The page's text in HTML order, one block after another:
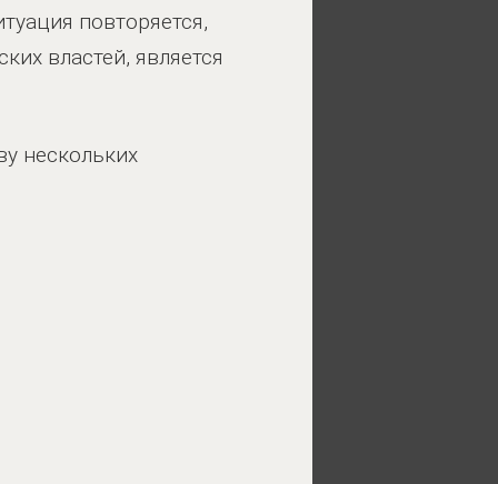
повторяется,
властей, является
нескольких